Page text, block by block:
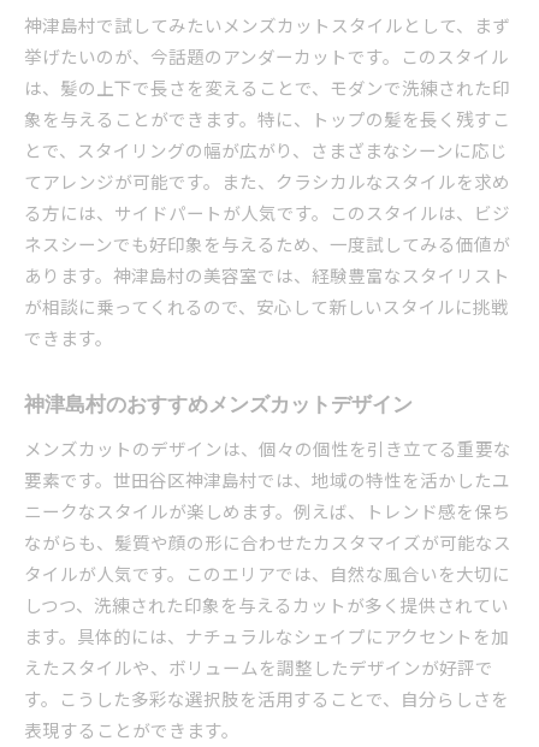
神津島村で試してみたいメンズカットスタイルとして、まず
挙げたいのが、今話題のアンダーカットです。このスタイル
は、髪の上下で長さを変えることで、モダンで洗練された印
象を与えることができます。特に、トップの髪を長く残すこ
とで、スタイリングの幅が広がり、さまざまなシーンに応じ
てアレンジが可能です。また、クラシカルなスタイルを求め
る方には、サイドパートが人気です。このスタイルは、ビジ
ネスシーンでも好印象を与えるため、一度試してみる価値が
あります。神津島村の美容室では、経験豊富なスタイリスト
が相談に乗ってくれるので、安心して新しいスタイルに挑戦
できます。
神津島村のおすすめメンズカットデザイン
メンズカットのデザインは、個々の個性を引き立てる重要な
要素です。世田谷区神津島村では、地域の特性を活かしたユ
ニークなスタイルが楽しめます。例えば、トレンド感を保ち
ながらも、髪質や顔の形に合わせたカスタマイズが可能なス
タイルが人気です。このエリアでは、自然な風合いを大切に
しつつ、洗練された印象を与えるカットが多く提供されてい
ます。具体的には、ナチュラルなシェイプにアクセントを加
えたスタイルや、ボリュームを調整したデザインが好評で
す。こうした多彩な選択肢を活用することで、自分らしさを
表現することができます。